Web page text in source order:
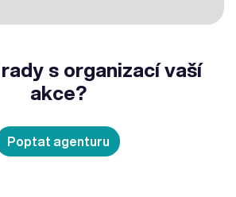
s organizací vaší
akce?
Poptat agenturu